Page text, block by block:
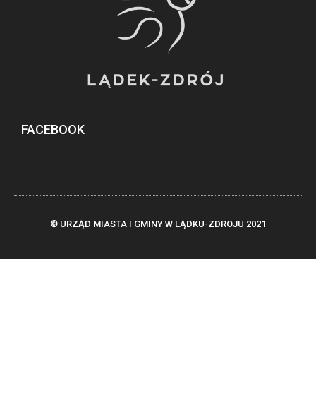
FACEBOOK
© URZĄD MIASTA I GMINY W LĄDKU-ZDROJU 2021